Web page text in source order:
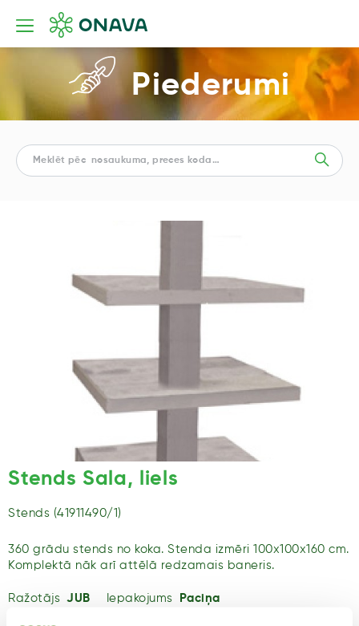
Piederumi
Stends Sala, liels
Stends (41911490/1)
360 grādu stends no koka. Stenda izmēri 100x100x160 cm.
Komplektā nāk arī attēlā redzamais baneris.
Ražotājs JUB Iepakojums Paciņa